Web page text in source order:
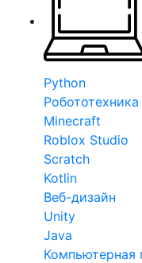
Python
Робототехника
Minecraft
Roblox Studio
Scratch
Kotlin
Веб-дизайн
Unity
Java
Компьютерная